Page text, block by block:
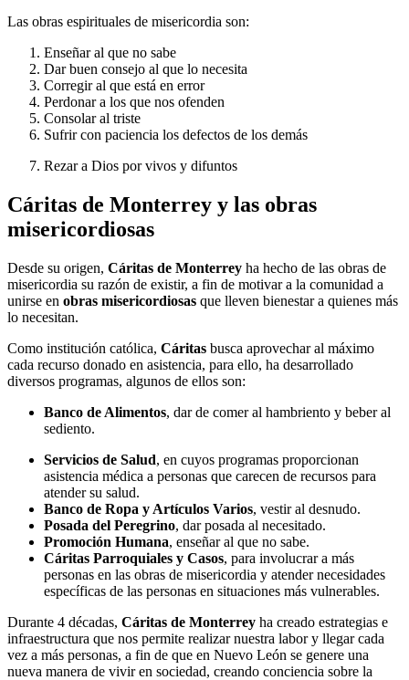
Las obras espirituales de misericordia son:
Enseñar al que no sabe
Dar buen consejo al que lo necesita
Corregir al que está en error
Perdonar a los que nos ofenden
Consolar al triste
Sufrir con paciencia los defectos de los demás
Rezar a Dios por vivos y difuntos
Cáritas de Monterrey y las obras
misericordiosas
Desde su origen, Cáritas de Monterrey ha hecho de las obras de
misericordia su razón de existir, a fin de motivar a la comunidad a
unirse en obras misericordiosas que lleven bienestar a quienes más
lo necesitan.
Como institución católica, Cáritas busca aprovechar al máximo
cada recurso donado en asistencia, para ello, ha desarrollado
diversos programas, algunos de ellos son:
Banco de Alimentos, dar de comer al hambriento y beber al
sediento.
Servicios de Salud, en cuyos programas proporcionan
asistencia médica a personas que carecen de recursos para
atender su salud.
Banco de Ropa y Artículos Varios, vestir al desnudo.
Posada del Peregrino, dar posada al necesitado.
Promoción Humana, enseñar al que no sabe.
Cáritas Parroquiales y Casos, para involucrar a más
personas en las obras de misericordia y atender necesidades
específicas de las personas en situaciones más vulnerables.
Durante 4 décadas, Cáritas de Monterrey ha creado estrategias e
infraestructura que nos permite realizar nuestra labor y llegar cada
vez a más personas, a fin de que en Nuevo León se genere una
nueva manera de vivir en sociedad, creando conciencia sobre la